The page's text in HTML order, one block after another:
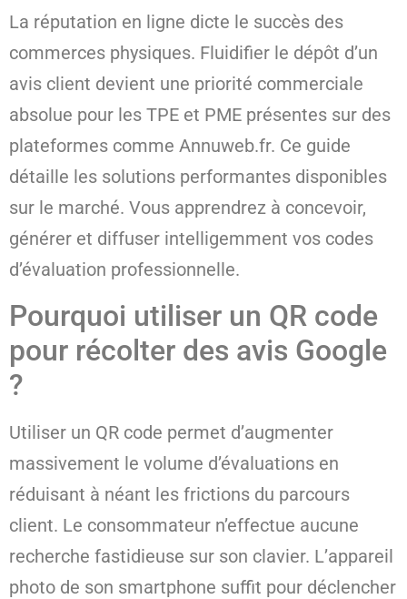
La réputation en ligne dicte le succès des
commerces physiques. Fluidifier le dépôt d’un
avis client devient une priorité commerciale
absolue pour les TPE et PME présentes sur des
plateformes comme Annuweb.fr. Ce guide
détaille les solutions performantes disponibles
sur le marché. Vous apprendrez à concevoir,
générer et diffuser intelligemment vos codes
d’évaluation professionnelle.
Pourquoi utiliser un QR code
pour récolter des avis Google
?
Utiliser un QR code permet d’augmenter
massivement le volume d’évaluations en
réduisant à néant les frictions du parcours
client. Le consommateur n’effectue aucune
recherche fastidieuse sur son clavier. L’appareil
photo de son smartphone suffit pour déclencher